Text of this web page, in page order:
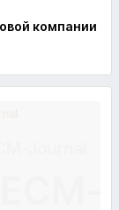
компании